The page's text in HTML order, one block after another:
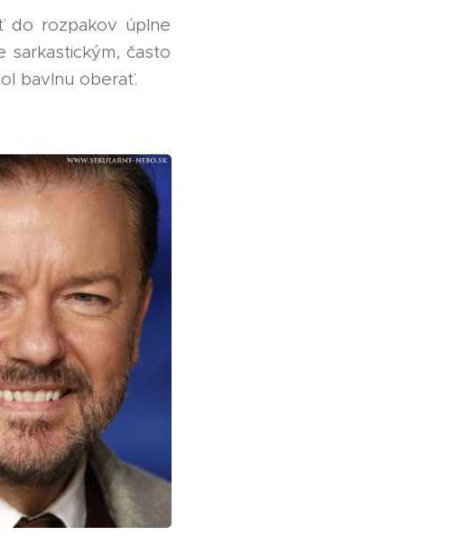
do rozpakov úplne
často
bavlnu oberať.